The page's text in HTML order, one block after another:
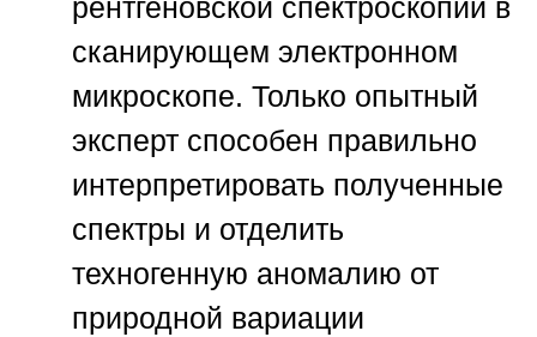
рентгеновской спектроскопии в
сканирующем электронном
микроскопе. Только опытный
эксперт способен правильно
интерпретировать полученные
спектры и отделить
техногенную аномалию от
природной вариации